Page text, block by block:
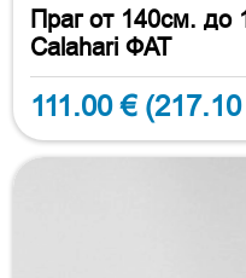
Праг от 140см. до
Calahari ФАТ
111.00 €